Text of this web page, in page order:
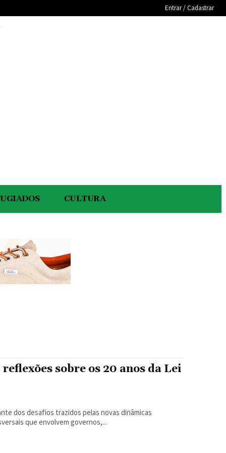
Entrar / Cadastrar
CULTURA
sobre os 20 anos da Lei
dos desafios trazidos pelas novas dinâmicas
que envolvem governos,...